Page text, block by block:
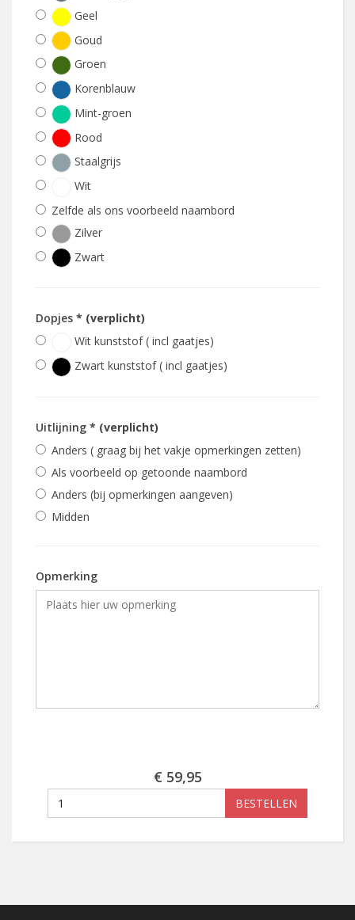
Geel
Goud
Groen
Korenblauw
Mint-groen
Rood
Staalgrijs
Wit
Zelfde als ons voorbeeld naambord
Zilver
Zwart
Dopjes * (verplicht)
Wit kunststof ( incl gaatjes)
Zwart kunststof ( incl gaatjes)
Uitlijning * (verplicht)
Anders ( graag bij het vakje opmerkingen zetten)
Als voorbeeld op getoonde naambord
Anders (bij opmerkingen aangeven)
Midden
Opmerking
€ 59,95
BESTELLEN